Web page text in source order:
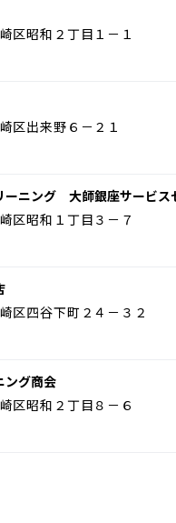
区昭和２丁目１－１
区出来野６－２１
ーニング 大師銀座サービス
区昭和１丁目３－７
区四谷下町２４－３２
ング商会
区昭和２丁目８－６